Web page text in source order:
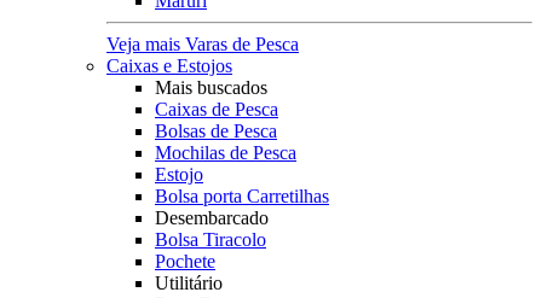
Veja mais Varas de Pesca
Caixas e Estojos
Mais buscados
Caixas de Pesca
Bolsas de Pesca
Mochilas de Pesca
Estojo
Bolsa porta Carretilhas
Desembarcado
Bolsa Tiracolo
Pochete
Utilitário